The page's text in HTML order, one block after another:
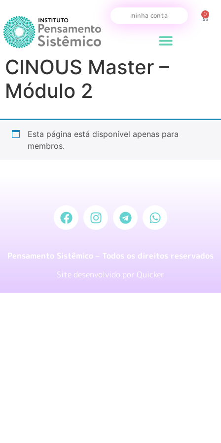
minha conta 0
CINOUS Master –
Módulo 2
Esta página está disponível apenas para
membros.
Pensamento Sistêmico – Todos os direitos reservados
Site desenvolvido por Quicker